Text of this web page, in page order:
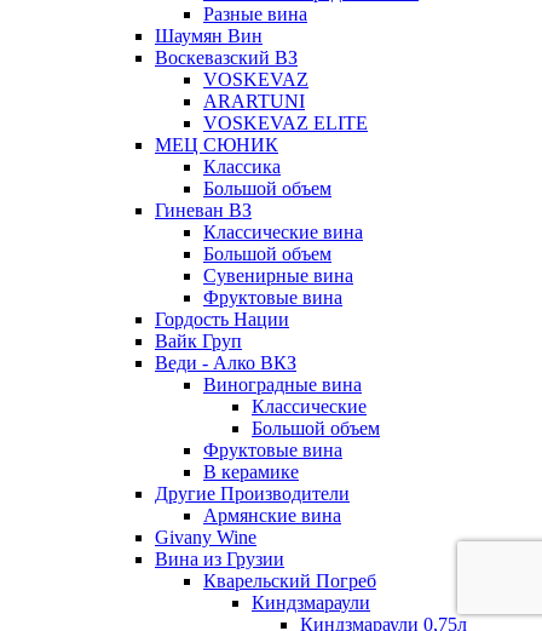
Разные вина
Шаумян Вин
Воскевазский ВЗ
VOSKEVAZ
ARARTUNI
VOSKEVAZ ELITE
МЕЦ СЮНИК
Классика
Большой объем
Гиневан ВЗ
Классические вина
Большой объем
Сувенирные вина
Фруктовые вина
Гордость Нации
Вайк Груп
Веди - Алко ВКЗ
Виноградные вина
Классические
Большой объем
Фруктовые вина
В керамике
Другие Производители
Армянские вина
Givany Wine
Вина из Грузии
Кварельский Погреб
Киндзмараули
Киндзмараули 0,75л